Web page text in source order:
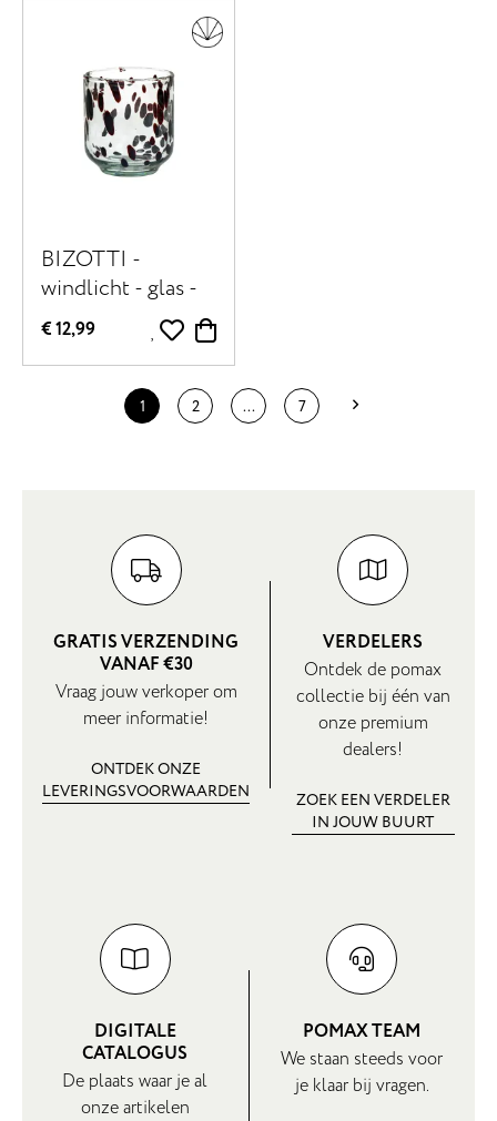
BIZOTTI -
windlicht - glas -
DIA 9 x H 10 cm -
bruin
€ 12,99
1 2 ... 7
GRATIS VERZENDING
VANAF €30
Vraag jouw verkoper om
meer informatie!
ONTDEK ONZE
LEVERINGSVOORWAARDEN
VERDELERS
Ontdek de pomax
collectie bij één van
onze premium
dealers!
ZOEK EEN VERDELER
IN JOUW BUURT
DIGITALE
CATALOGUS
De plaats waar je al
onze artikelen
POMAX TEAM
We staan steeds voor
je klaar bij vragen.